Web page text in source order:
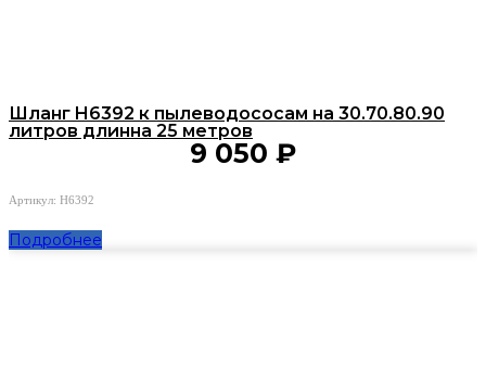
Шланг H6392 к пылеводососам на 30.70.80.90
литров длинна 25 метров
9 050 ₽
Артикул: H6392
Подробнее